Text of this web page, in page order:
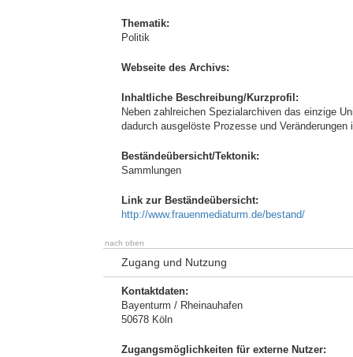
Thematik:
Politik
Webseite des Archivs:
Inhaltliche Beschreibung/Kurzprofil:
Neben zahlreichen Spezialarchiven das einzige
dadurch ausgelöste Prozesse und
Beständeübersicht/Tektonik:
Sammlungen
Link zur Beständeübersicht:
http://www.frauenmediaturm.de/bestand/
nach oben
Zugang und Nutzung
Kontaktdaten:
Bayenturm / Rheinauhafen
50678 Köln
Zugangsmöglichkeiten für externe Nutzer: